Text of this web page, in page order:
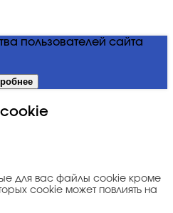
пользователей сайта
для вас файлы cookie кроме
cookie может повлиять на